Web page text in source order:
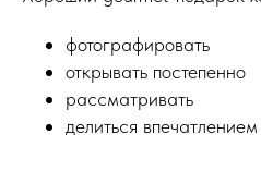
фотографировать
открывать постепенно
рассматривать
делиться впечатлением